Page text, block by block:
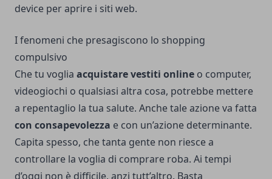
device per aprire i siti web.
I fenomeni che presagiscono lo shopping
compulsivo
Che tu voglia acquistare vestiti online o computer,
videogiochi o qualsiasi altra cosa, potrebbe mettere
a repentaglio la tua salute. Anche tale azione va fatta
con consapevolezza e con un’azione determinante.
Capita spesso, che tanta gente non riesce a
controllare la voglia di comprare roba. Ai tempi
d’oggi non è difficile, anzi tutt’altro. Basta